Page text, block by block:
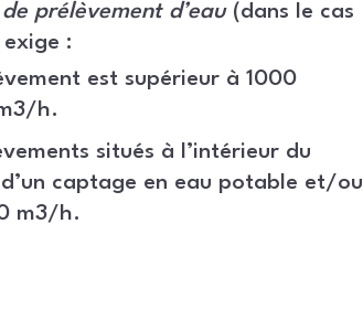
prélèvement d’eau(dans le cas
:
est supérieur à 1000
h.
situés à l’intérieur du
captage en eau potable et/ou
m3/h.